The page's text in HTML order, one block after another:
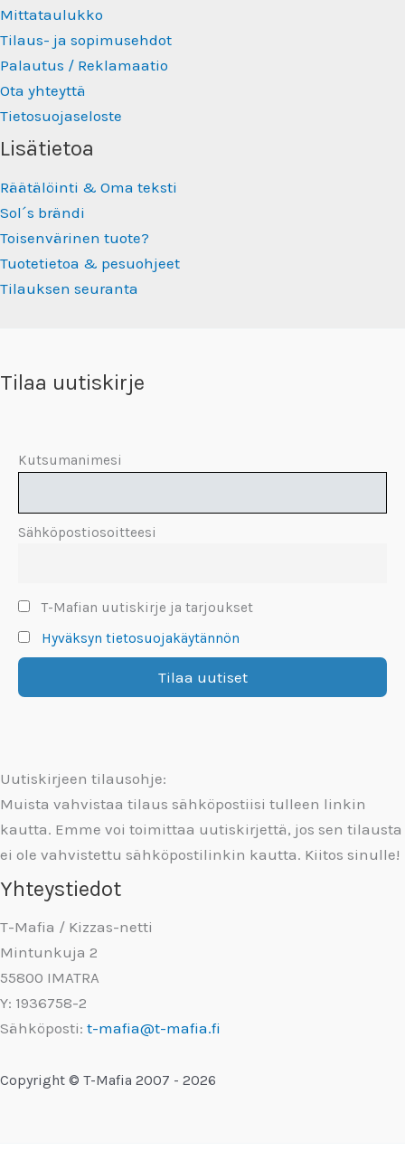
Mittataulukko
Tilaus- ja sopimusehdot
Palautus / Reklamaatio
Ota yhteyttä
Tietosuojaseloste
Lisätietoa
Räätälöinti & Oma teksti
Sol´s brändi
Toisenvärinen tuote?
Tuotetietoa & pesuohjeet
Tilauksen seuranta
Tilaa uutiskirje
Kutsumanimesi
Sähköpostiosoitteesi
T-Mafian uutiskirje ja tarjoukset
Hyväksyn tietosuojakäytännön
Uutiskirjeen tilausohje:
Muista vahvistaa tilaus sähköpostiisi tulleen linkin
kautta. Emme voi toimittaa uutiskirjettä, jos sen tilausta
ei ole vahvistettu sähköpostilinkin kautta. Kiitos sinulle!
Yhteystiedot
T-Mafia / Kizzas-netti
Mintunkuja 2
55800 IMATRA
Y: 1936758-2
Sähköposti: t-mafia@t-mafia.fi
Copyright © T-Mafia 2007 - 2026